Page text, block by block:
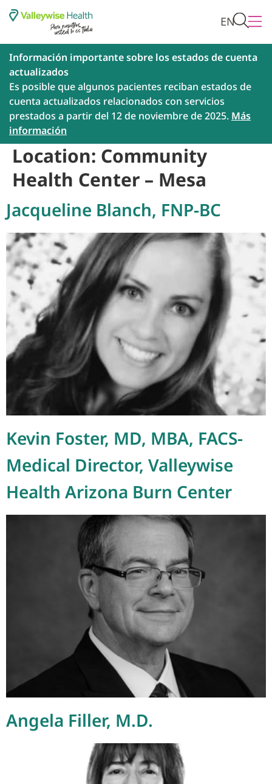
EN
Información importante sobre los estados de cuenta
actualizados
Es posible que algunos pacientes reciban estados de
cuenta actualizados relacionados con servicios
prestados a partir del 12 de noviembre de 2025. Más
información
Location: Community
Health Center – Mesa
Jacqueline Blanch, FNP-BC
Kevin Foster, MD, MBA, FACS-
Medical Director, Valleywise
Health Arizona Burn Center
Angela Filler, M.D.